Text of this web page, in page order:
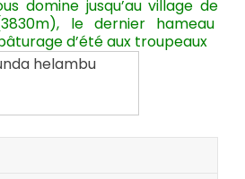
domine jusqu’au village de
le dernier hameau
d’été aux troupeaux